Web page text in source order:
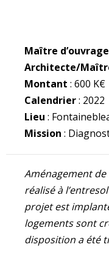
Maître d’ouvrage
Architecte/
Montant : 600 K€
Calendrier: 2022
Lieu :
Mission :
Aménagement de
réalisé à
projet est
logements sont
disposition a été